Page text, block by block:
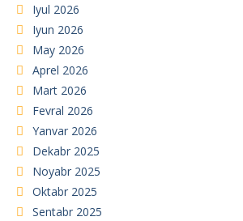
Iyul 2026
Iyun 2026
May 2026
Aprel 2026
Mart 2026
Fevral 2026
Yanvar 2026
Dekabr 2025
Noyabr 2025
Oktabr 2025
Sentabr 2025